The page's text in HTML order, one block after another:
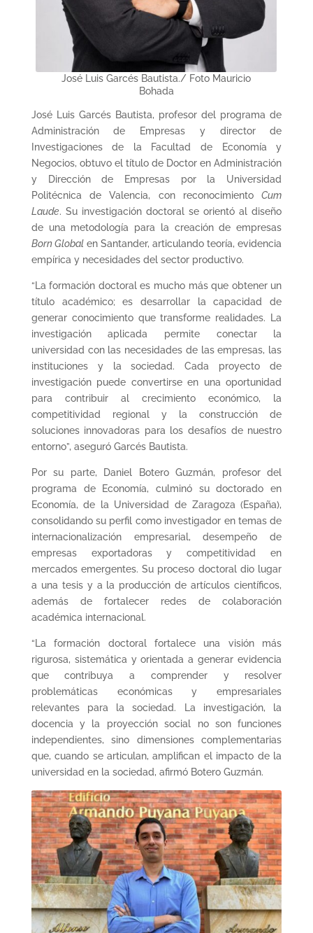
José Luis Garcés Bautista./ Foto Mauricio
Bohada
José Luis Garcés Bautista, profesor del programa de
Administración de Empresas y director de
Investigaciones de la Facultad de Economía y
Negocios, obtuvo el título de Doctor en Administración
y Dirección de Empresas por la Universidad
Politécnica de Valencia, con reconocimientoCum
Laude. Su investigación doctoral se orientó al diseño
de una metodología para la creación de empresas
Born Globalen Santander, articulando teoría, evidencia
empírica y necesidades del sector productivo.
“La formación doctoral es mucho más que obtener un
título académico; es desarrollar la capacidad de
generar conocimiento que transforme realidades. La
investigación aplicada permite conectar la
universidad con las necesidades de las empresas, las
instituciones y la sociedad. Cada proyecto de
investigación puede convertirse en una oportunidad
para contribuir al crecimiento económico, la
competitividad regional y la construcción de
soluciones innovadoras para los desafíos de nuestro
entorno”, aseguró Garcés Bautista.
Por su parte, Daniel Botero Guzmán, profesor del
programa de Economía, culminó su doctorado en
Economía, de la Universidad de Zaragoza (España),
consolidando su perfil como investigador en temas de
internacionalización empresarial, desempeño de
empresas exportadoras y competitividad en
mercados emergentes. Su proceso doctoral dio lugar
a una tesis y a la producción de artículos científicos,
además de fortalecer redes de colaboración
académica internacional.
“La formación doctoral fortalece una visión más
rigurosa, sistemática y orientada a generar evidencia
que contribuya a comprender y resolver
problemáticas económicas y empresariales
relevantes para la sociedad. La investigación, la
docencia y la proyección social no son funciones
independientes, sino dimensiones complementarias
que, cuando se articulan, amplifican el impacto de la
universidad en la sociedad, afirmó Botero Guzmán.